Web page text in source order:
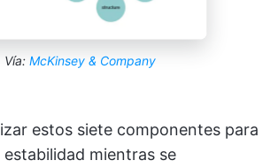
Vía: McKinsey & Company
estos siete componentes para
mientras se